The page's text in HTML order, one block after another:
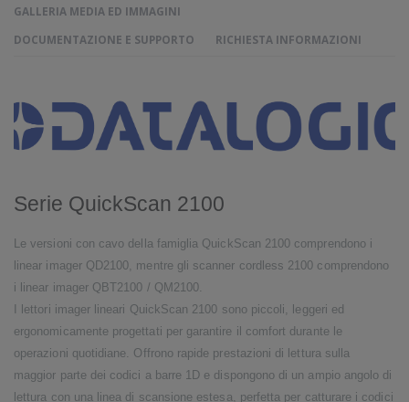
GALLERIA MEDIA ED IMMAGINI
DOCUMENTAZIONE E SUPPORTO
RICHIESTA INFORMAZIONI
Serie QuickScan 2100
Le versioni con cavo della famiglia QuickScan 2100 comprendono i
linear imager QD2100, mentre gli scanner cordless 2100 comprendono
i linear imager QBT2100 / QM2100.
I lettori imager lineari QuickScan 2100 sono piccoli, leggeri ed
ergonomicamente progettati per garantire il comfort durante le
operazioni quotidiane. Offrono rapide prestazioni di lettura sulla
maggior parte dei codici a barre 1D e dispongono di un ampio angolo di
lettura con una linea di scansione estesa, perfetta per catturare i codici